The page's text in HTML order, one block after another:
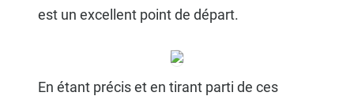
est un excellent point de départ.
En étant précis et en tirant parti de ces